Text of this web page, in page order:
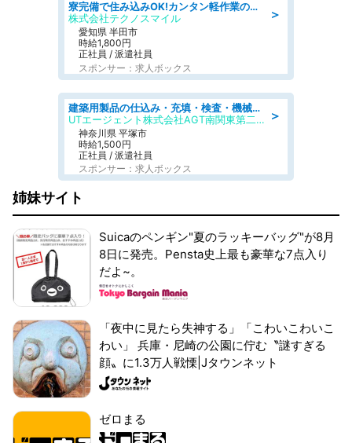
＞
寮完備で住み込みOK!カンタン軽作業のお仕事 denso aichi
株式会社テクノスマイル
愛知県 半田市
時給1,800円
正社員 / 派遣社員
スポンサー：求人ボックス
＞
建築用製品の仕込み・充填・検査・機械操作/寮完備/日払い/工場・製造
UTエージェント株式会社AGT南関東第二CU
神奈川県 平塚市
時給1,500円
正社員 / 派遣社員
スポンサー：求人ボックス
姉妹サイト
Suicaのペンギン"夏のラッキーバッグ"が8月
8日に発売。Pensta史上最も豪華な7点入り
だよ~。
「夜中に見たら失神する」「こわいこわいこ
わい」 兵庫・尼崎の公園に佇む〝謎すぎる
顔〟に1.3万人戦慄|Jタウンネット
ゼロまる